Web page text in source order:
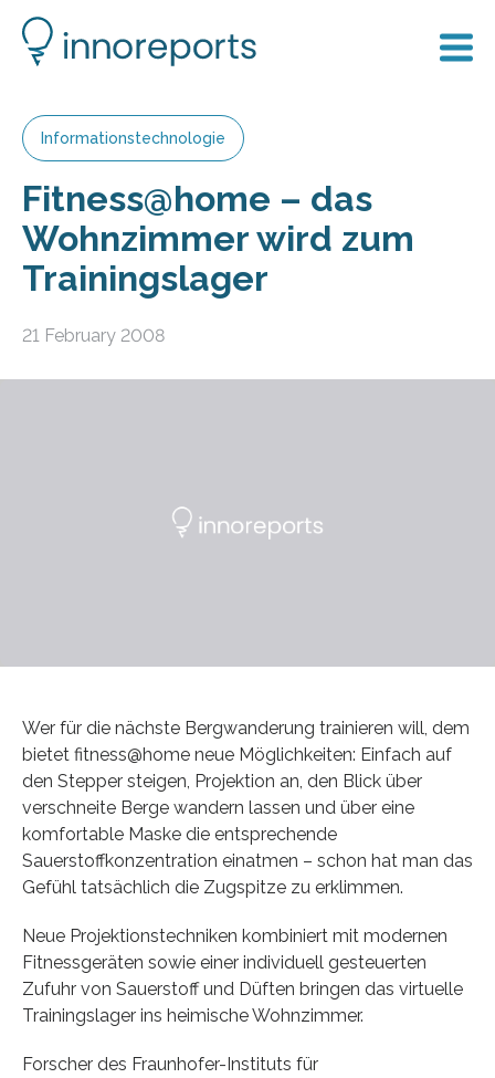
Informationstechnologie
Fitness@home – das
Wohnzimmer wird zum
Trainingslager
21 February 2008
Wer für die nächste Bergwanderung trainieren will, dem
bietet fitness@home neue Möglichkeiten: Einfach auf
den Stepper steigen, Projektion an, den Blick über
verschneite Berge wandern lassen und über eine
komfortable Maske die entsprechende
Sauerstoffkonzentration einatmen – schon hat man das
Gefühl tatsächlich die Zugspitze zu erklimmen.
Neue Projektionstechniken kombiniert mit modernen
Fitnessgeräten sowie einer individuell gesteuerten
Zufuhr von Sauerstoff und Düften bringen das virtuelle
Trainingslager ins heimische Wohnzimmer.
Forscher des Fraunhofer-Instituts für